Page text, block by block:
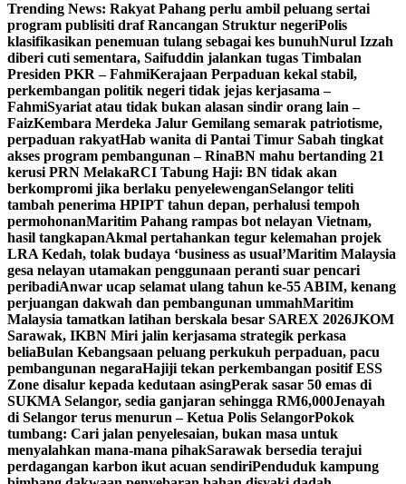
Trending News: Rakyat Pahang perlu ambil peluang sertai
program publisiti draf Rancangan Struktur negeriPolis
klasifikasikan penemuan tulang sebagai kes bunuhNurul Izzah
diberi cuti sementara, Saifuddin jalankan tugas Timbalan
Presiden PKR – FahmiKerajaan Perpaduan kekal stabil,
perkembangan politik negeri tidak jejas kerjasama –
FahmiSyariat atau tidak bukan alasan sindir orang lain –
FaizKembara Merdeka Jalur Gemilang semarak patriotisme,
perpaduan rakyatHab wanita di Pantai Timur Sabah tingkat
akses program pembangunan – RinaBN mahu bertanding 21
kerusi PRN MelakaRCI Tabung Haji: BN tidak akan
berkompromi jika berlaku penyelewenganSelangor teliti
tambah penerima HPIPT tahun depan, perhalusi tempoh
permohonanMaritim Pahang rampas bot nelayan Vietnam,
hasil tangkapanAkmal pertahankan tegur kelemahan projek
LRA Kedah, tolak budaya ‘business as usual’Maritim Malaysia
gesa nelayan utamakan penggunaan peranti suar pencari
peribadiAnwar ucap selamat ulang tahun ke-55 ABIM, kenang
perjuangan dakwah dan pembangunan ummahMaritim
Malaysia tamatkan latihan berskala besar SAREX 2026JKOM
Sarawak, IKBN Miri jalin kerjasama strategik perkasa
beliaBulan Kebangsaan peluang perkukuh perpaduan, pacu
pembangunan negaraHajiji tekan perkembangan positif ESS
Zone disalur kepada kedutaan asingPerak sasar 50 emas di
SUKMA Selangor, sedia ganjaran sehingga RM6,000Jenayah
di Selangor terus menurun – Ketua Polis SelangorPokok
tumbang: Cari jalan penyelesaian, bukan masa untuk
menyalahkan mana-mana pihakSarawak bersedia terajui
perdagangan karbon ikut acuan sendiriPenduduk kampung